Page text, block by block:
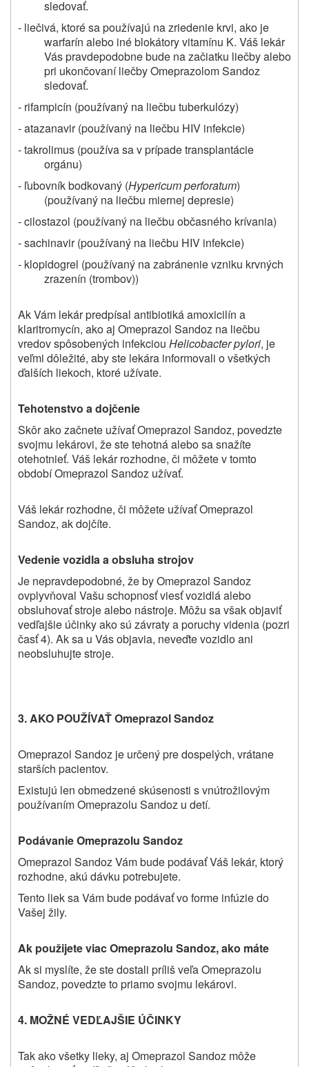
sledovať.
- liečivá, ktoré sa používajú na zriedenie krvi, ako je
warfarín alebo iné blokátory vitamínu K. Váš lekár
Vás pravdepodobne bude na začiatku liečby alebo
pri ukončovaní liečby Omeprazolom Sandoz
sledovať.
- rifampicín (používaný na liečbu tuberkulózy)
- atazanavir (používaný na liečbu HIV infekcie)
- takrolimus (používa sa v prípade transplantácie
orgánu)
- ľubovník bodkovaný (Hypericum perforatum)
(používaný na liečbu miernej depresie)
- cilostazol (používaný na liečbu občasného krívania)
- sachinavir (používaný na liečbu HIV infekcie)
- klopidogrel (používaný na zabránenie vzniku krvných
zrazenín (trombov))
Ak Vám lekár predpísal antibiotiká amoxicilín a
klaritromycín, ako aj Omeprazol Sandoz na liečbu
vredov spôsobených infekciou Helicobacter pylori, je
veľmi dôležité, aby ste lekára informovali o všetkých
ďalších liekoch, ktoré užívate.
Tehotenstvo a dojčenie
Skôr ako začnete užívať Omeprazol Sandoz, povedzte
svojmu lekárovi, že ste tehotná alebo sa snažíte
otehotnieť. Váš lekár rozhodne, či môžete v tomto
období Omeprazol Sandoz užívať.
Váš lekár rozhodne, či môžete užívať Omeprazol
Sandoz, ak dojčíte.
Vedenie vozidla a obsluha strojov
Je nepravdepodobné, že by Omeprazol Sandoz
ovplyvňoval Vašu schopnosť viesť vozidlá alebo
obsluhovať stroje alebo nástroje. Môžu sa však objaviť
vedľajšie účinky ako sú závraty a poruchy videnia (pozri
časť 4). Ak sa u Vás objavia, neveďte vozidlo ani
neobsluhujte stroje.
3. AKO POUŽÍVAŤOmeprazol Sandoz
Omeprazol Sandoz je určený pre dospelých, vrátane
starších pacientov.
Existujú len obmedzené skúsenosti s vnútrožilovým
používaním Omeprazolu Sandoz u detí.
Podávanie Omeprazolu Sandoz
Omeprazol Sandoz Vám bude podávať Váš lekár, ktorý
rozhodne, akú dávku potrebujete.
Tento liek sa Vám bude podávať vo forme infúzie do
Vašej žily.
Ak použijete viac Omeprazolu Sandoz, ako máte
Ak si myslíte, že ste dostali príliš veľa Omeprazolu
Sandoz, povedzte to priamo svojmu lekárovi.
4. MOŽNÉ VEDĽAJŠIE ÚČINKY
Tak ako všetky lieky, aj Omeprazol Sandoz môže